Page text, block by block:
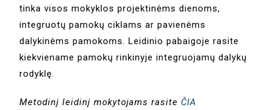
tinka visos mokyklos projektinėms dienoms,
integruotų pamokų ciklams ar pavienėms
dalykinėms pamokoms. Leidinio pabaigoje rasite
kiekviename pamokų rinkinyje integruojamų dalykų
rodyklę.
Metodinį leidinį mokytojams rasite ČIA